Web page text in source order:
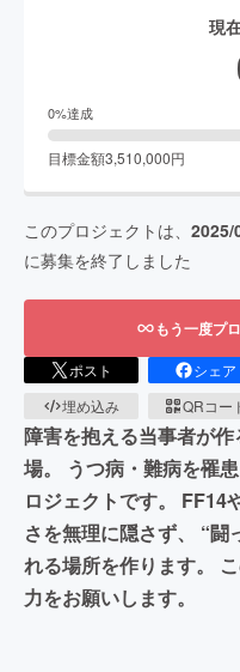
現
0%達成
目標金額3,510,000円
このプロジェクトは、 2025/
に募集を終了しました
もう一度プ
ポスト シェア
埋め込み
QRコー
障害を抱える当事者が
場。 うつ病・難病を罹
ロジェクトです。 FF14
さを無理に隠さず、 “
れる場所を作ります。
力をお願いします。